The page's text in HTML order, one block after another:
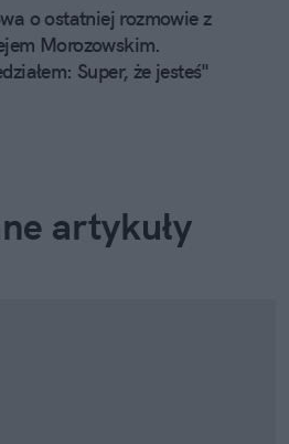
o ostatniej rozmowie z
Morozowskim.
Super, że jesteś"
artykuły